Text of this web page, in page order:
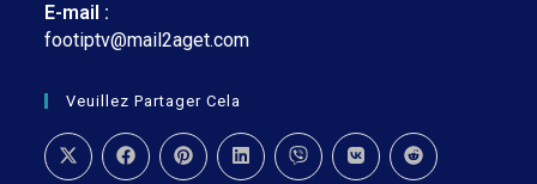
E-mail :
footiptv@mail2aget.com
Veuillez Partager Cela